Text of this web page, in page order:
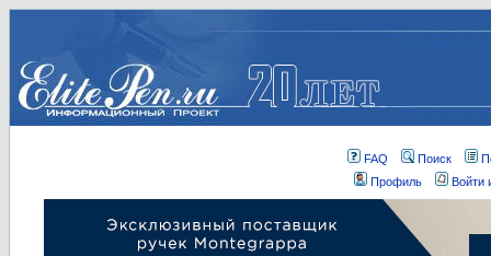
FAQ Поиск
Профиль
Войти